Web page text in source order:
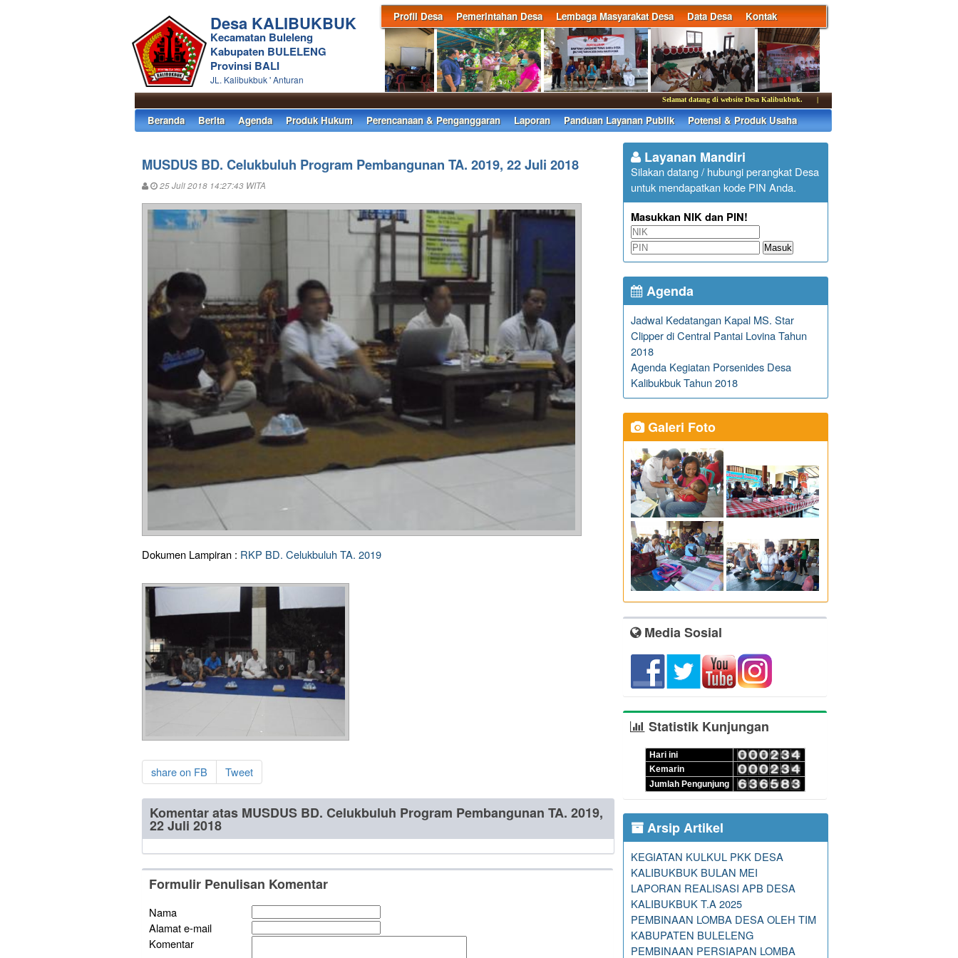
Profil Desa Pemerintahan Desa Lembaga Masyarakat Desa Data Desa Kontak
Desa KALIBUKBUK
Kecamatan Buleleng
Kabupaten BULELENG
Provinsi BALI
JL. Kalibukbuk ' Anturan
Selamat datang di website Desa Kalibukbuk.
Beranda Berita Agenda Produk Hukum Perencanaan & Penganggaran Laporan Panduan Layanan Publik Potensi & Produk Usaha
MUSDUS BD. Celukbuluh Program Pembangunan TA. 2019, 22 Juli 2018
25 Juli 2018 14:27:43 WITA
Dokumen Lampiran : RKP BD. Celukbuluh TA. 2019
share on FB Tweet
Komentar atas MUSDUS BD. Celukbuluh Program Pembangunan TA. 2019,
22 Juli 2018
Formulir Penulisan Komentar
Nama
Alamat e-mail
Komentar
Layanan Mandiri
Silakan datang / hubungi perangkat Desa
untuk mendapatkan kode PIN Anda.
Masukkan NIK dan PIN!
Masuk
Agenda
Jadwal Kedatangan Kapal MS. Star
Clipper di Central Pantai Lovina Tahun
2018
Agenda Kegiatan Porsenides Desa
Kalibukbuk Tahun 2018
Galeri Foto
Media Sosial
Statistik Kunjungan
Hari ini
Kemarin
Jumlah Pengunjung
Arsip Artikel
KEGIATAN KULKUL PKK DESA
KALIBUKBUK BULAN MEI
LAPORAN REALISASI APB DESA
KALIBUKBUK T.A 2025
PEMBINAAN LOMBA DESA OLEH TIM
KABUPATEN BULELENG
PEMBINAAN PERSIAPAN LOMBA